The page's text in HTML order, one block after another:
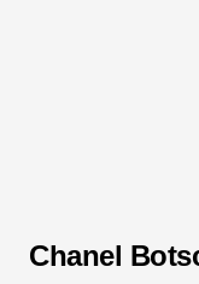
Chanel